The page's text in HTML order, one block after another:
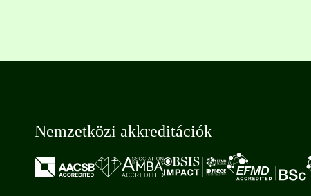
Nemzetközi akkreditációk